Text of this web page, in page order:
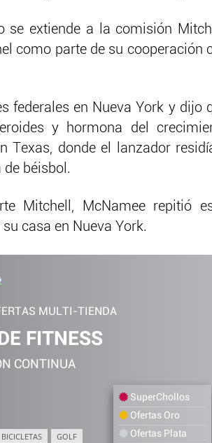
se extiende a la comisión
como parte de su cooperación
federales en Nueva York y dijo
y hormona del
Texas, donde el lanzador
béisbol.
Mitchell, McNamee repitió
casa en Nueva York.
MULTI-TIENDA
FITNESS
CONTINUA
BICICLETAS
GOLF
SuperChollos
Ofertas Oro
Ofertas Plata